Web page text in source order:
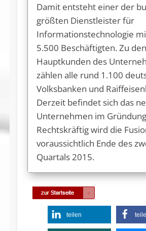
Damit entsteht einer der
größten Dienstleister für
Informationstechnologie
5.500 Beschäftigten. Zu den
Hauptkunden des
zählen alle rund 1.100
Volksbanken und
Derzeit befindet sich das
Unternehmen im
Rechtskräftig wird die
voraussichtlich Ende des
Quartals 2015.
teilen